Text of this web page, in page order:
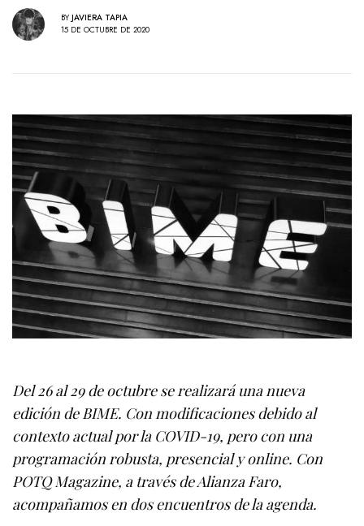
BY JAVIERA TAPIA
15 DE OCTUBRE DE 2020
Del 26 al 29 de octubre se realizará una nueva
edición de BIME. Con modificaciones debido al
contexto actual por la COVID-19, pero con una
programación robusta, presencial y online. Con
POTQ Magazine, a través de Alianza Faro,
acompañamos en dos encuentros de la agenda.